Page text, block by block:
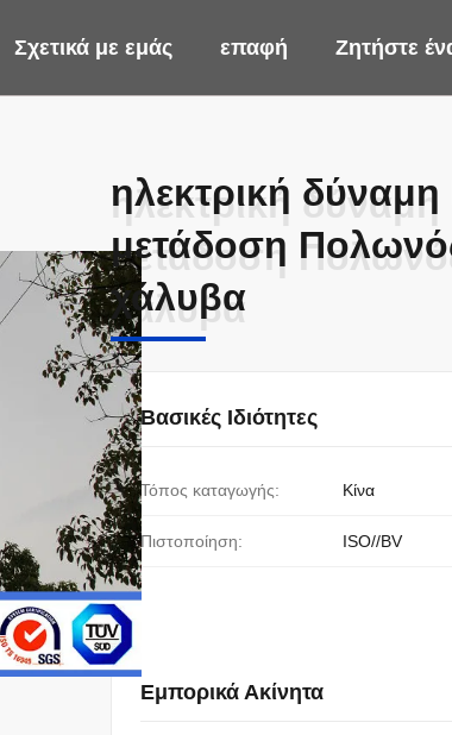
Σχετικά με εμάς επαφή Ζητήστε
ηλεκτρική
μετάδοση
χάλυβα
ηλεκτρική
μετάδοση
χάλυβα
Βασικές Ιδιότητες
Τόπος καταγωγής: Κίνα
Πιστοποίηση: ISO//BV
Εμπορικά Ακίνητα